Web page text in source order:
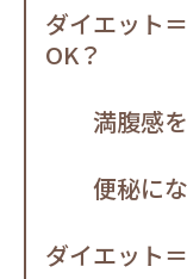
ダイエット
OK？
満腹感
便秘に
ダイエット